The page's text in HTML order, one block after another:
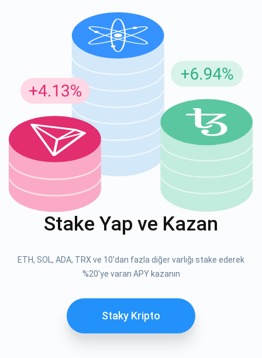
Stake Yap ve Kazan
ETH, SOL, ADA, TRX ve 10'dan fazla diğer varlığı stake ederek
%20'ye varan APY kazanın
Staky Kripto
Atomic
1000.000
ABONE OL
support@atomicwallet.io
YouTube'umuza göz atın
Güncellemeler için Abone Ol
En son proje güncellemelerini ve kripto kılavuzlarını ilk alan
siz olun